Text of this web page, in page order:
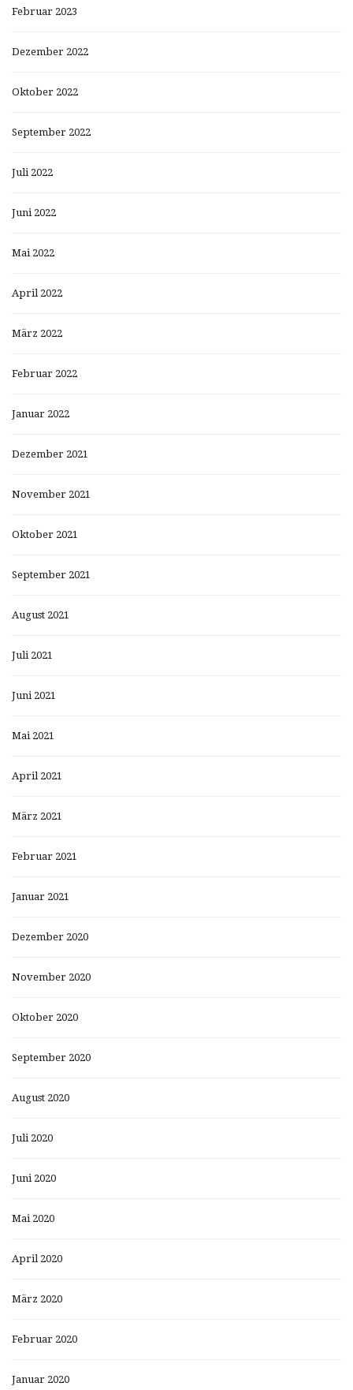
Februar 2023
Dezember 2022
Oktober 2022
September 2022
Juli 2022
Juni 2022
Mai 2022
April 2022
März 2022
Februar 2022
Januar 2022
Dezember 2021
November 2021
Oktober 2021
September 2021
August 2021
Juli 2021
Juni 2021
Mai 2021
April 2021
März 2021
Februar 2021
Januar 2021
Dezember 2020
November 2020
Oktober 2020
September 2020
August 2020
Juli 2020
Juni 2020
Mai 2020
April 2020
März 2020
Februar 2020
Januar 2020